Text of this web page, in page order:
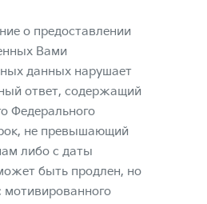
о предоставлении
Вами
данных нарушает
ответ, содержащий
Федерального
не превышающий
либо с даты
быть продлен, но
мотивированного